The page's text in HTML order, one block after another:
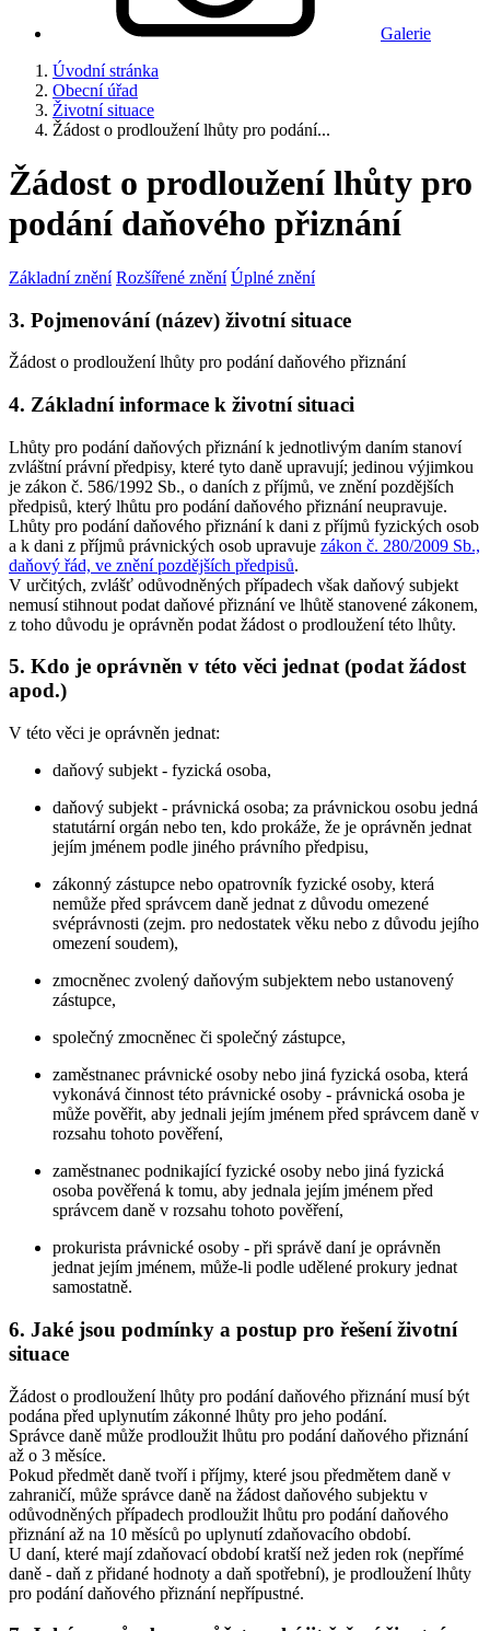
Galerie
Úvodní stránka
Obecní úřad
Životní situace
Žádost o prodloužení lhůty pro podání...
Žádost o prodloužení lhůty pro
podání daňového přiznání
Základní znění Rozšířené znění Úplné znění
3. Pojmenování (název) životní situace
Žádost o prodloužení lhůty pro podání daňového přiznání
4. Základní informace k životní situaci
Lhůty pro podání daňových přiznání k jednotlivým daním stanoví
zvláštní právní předpisy, které tyto daně upravují; jedinou výjimkou
je zákon č. 586/1992 Sb., o daních z příjmů, ve znění pozdějších
předpisů, který lhůtu pro podání daňového přiznání neupravuje.
Lhůty pro podání daňového přiznání k dani z příjmů fyzických osob
a k dani z příjmů právnických osob upravuje zákon č. 280/2009 Sb.,
daňový řád, ve znění pozdějších předpisů.
V určitých, zvlášť odůvodněných případech však daňový subjekt
nemusí stihnout podat daňové přiznání ve lhůtě stanovené zákonem,
z toho důvodu je oprávněn podat žádost o prodloužení této lhůty.
5. Kdo je oprávněn v této věci jednat (podat žádost
apod.)
V této věci je oprávněn jednat:
daňový subjekt - fyzická osoba,
daňový subjekt - právnická osoba; za právnickou osobu jedná
statutární orgán nebo ten, kdo prokáže, že je oprávněn jednat
jejím jménem podle jiného právního předpisu,
zákonný zástupce nebo opatrovník fyzické osoby, která
nemůže před správcem daně jednat z důvodu omezené
svéprávnosti (zejm. pro nedostatek věku nebo z důvodu jejího
omezení soudem),
zmocněnec zvolený daňovým subjektem nebo ustanovený
zástupce,
společný zmocněnec či společný zástupce,
zaměstnanec právnické osoby nebo jiná fyzická osoba, která
vykonává činnost této právnické osoby - právnická osoba je
může pověřit, aby jednali jejím jménem před správcem daně v
rozsahu tohoto pověření,
zaměstnanec podnikající fyzické osoby nebo jiná fyzická
osoba pověřená k tomu, aby jednala jejím jménem před
správcem daně v rozsahu tohoto pověření,
prokurista právnické osoby - při správě daní je oprávněn
jednat jejím jménem, může-li podle udělené prokury jednat
samostatně.
6. Jaké jsou podmínky a postup pro řešení životní
situace
Žádost o prodloužení lhůty pro podání daňového přiznání musí být
podána před uplynutím zákonné lhůty pro jeho podání.
Správce daně může prodloužit lhůtu pro podání daňového přiznání
až o 3 měsíce.
Pokud předmět daně tvoří i příjmy, které jsou předmětem daně v
zahraničí, může správce daně na žádost daňového subjektu v
odůvodněných případech prodloužit lhůtu pro podání daňového
přiznání až na 10 měsíců po uplynutí zdaňovacího období.
U daní, které mají zdaňovací období kratší než jeden rok (nepřímé
daně - daň z přidané hodnoty a daň spotřební), je prodloužení lhůty
pro podání daňového přiznání nepřípustné.